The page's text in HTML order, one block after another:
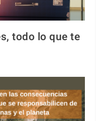
todo lo que te